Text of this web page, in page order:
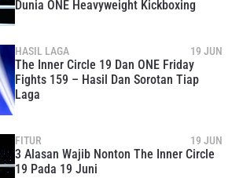
Dunia ONE Heavyweight Kickboxing
HASIL LAGA 19 JUN
The Inner Circle 19 Dan ONE Friday
Fights 159 – Hasil Dan Sorotan Tiap
Laga
FITUR 19 JUN
3 Alasan Wajib Nonton The Inner Circle
19 Pada 19 Juni